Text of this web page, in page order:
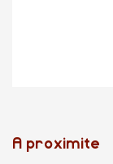
A proximite